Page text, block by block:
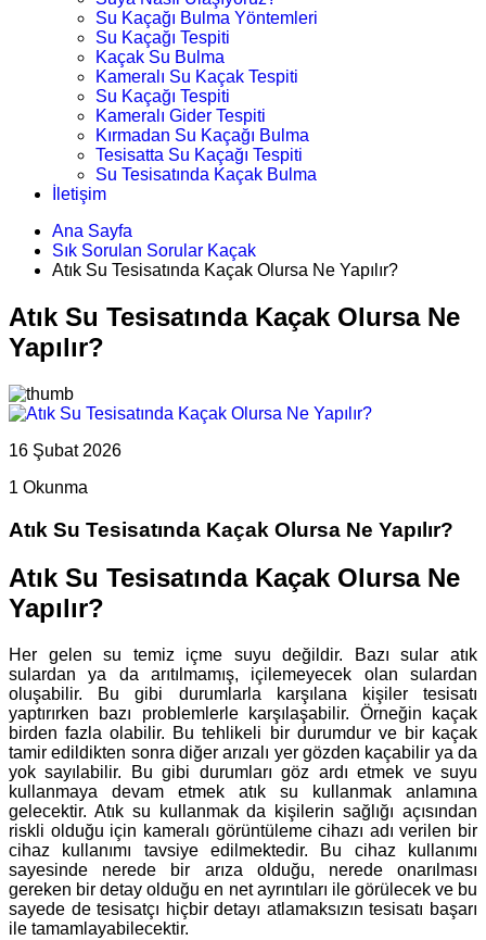
Su Kaçağı Bulma Yöntemleri
Su Kaçağı Tespiti
Kaçak Su Bulma
Kameralı Su Kaçak Tespiti
Su Kaçağı Tespiti
Kameralı Gider Tespiti
Kırmadan Su Kaçağı Bulma
Tesisatta Su Kaçağı Tespiti
Su Tesisatında Kaçak Bulma
İletişim
Ana Sayfa
Sık Sorulan Sorular Kaçak
Atık Su Tesisatında Kaçak Olursa Ne Yapılır?
Atık Su Tesisatında Kaçak Olursa Ne
Yapılır?
16 Şubat 2026
1 Okunma
Atık Su Tesisatında Kaçak Olursa Ne Yapılır?
Atık Su Tesisatında Kaçak Olursa Ne
Yapılır?
Her gelen su temiz içme suyu değildir. Bazı sular atık
sulardan ya da arıtılmamış, içilemeyecek olan sulardan
oluşabilir. Bu gibi durumlarla karşılana kişiler tesisatı
yaptırırken bazı problemlerle karşılaşabilir. Örneğin kaçak
birden fazla olabilir. Bu tehlikeli bir durumdur ve bir kaçak
tamir edildikten sonra diğer arızalı yer gözden kaçabilir ya da
yok sayılabilir. Bu gibi durumları göz ardı etmek ve suyu
kullanmaya devam etmek atık su kullanmak anlamına
gelecektir. Atık su kullanmak da kişilerin sağlığı açısından
riskli olduğu için kameralı görüntüleme cihazı adı verilen bir
cihaz kullanımı tavsiye edilmektedir. Bu cihaz kullanımı
sayesinde nerede bir arıza olduğu, nerede onarılması
gereken bir detay olduğu en net ayrıntıları ile görülecek ve bu
sayede de tesisatçı hiçbir detayı atlamaksızın tesisatı başarı
ile tamamlayabilecektir.